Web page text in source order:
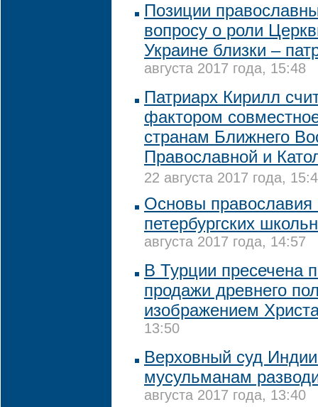
Позиции
вопросу о роли
Украине близки –
августа 2017 года, 15:48
Патриарх Кирилл
фактором
странам Ближнего
Православной и
22 августа 2017 года,
Основы
петербургских
августа 2017 года, 14:57
В Турции пресечена
продажи древнего
изображением
13:50
Верховный суд
мусульманам
августа 2017 года, 13:40